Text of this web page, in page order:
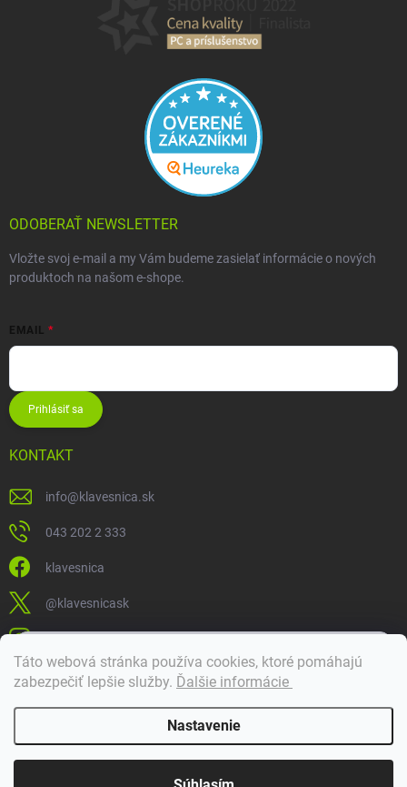
Táto webová stránka používa cookies, ktoré pomáhajú
zabezpečiť lepšie služby. Ďalšie informácie
Nastavenie
ODOBERAŤ NEWSLETTER
Vložte svoj e-mail a my Vám budeme zasielať informácie o nových
produktoch na našom e-shope.
EMAIL
Prihlásiť sa
KONTAKT
info@klavesnica.sk
043 202 2 333
klavesnica
@klavesnicask
klavesnica_sk
Doprava a platba
Klávesnica . Všetky práva vyhradené.
Dobrý deň! 👋 Pomôžem vám nájsť správny diel. Napíšte mi.